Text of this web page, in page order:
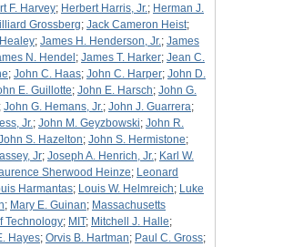
F. Harvey; Herbert Harris, Jr.; Herman J.
Grossberg; Jack Cameron Heist;
; James H. Henderson, Jr.; James
N. Hendel ; James T. Harker; Jean C.
; John C. Haas; John C. Harper; John D.
E. Guillotte; John E. Harsch; John G.
; John G. Hemans, Jr.; John J. Guarrera;
Jr.; John M. Geyzbowski; John R.
S. Hazelton; John S. Hermistone;
Jr; Joseph A. Henrich, Jr.; Karl W.
Sherwood Heinze; Leonard
Harmantas; Louis W. Helmreich; Luke
; Mary E. Guinan; Massachusetts
Technology; MIT; Mitchell J. Halle;
Hayes; Orvis B. Hartman; Paul C. Gross;